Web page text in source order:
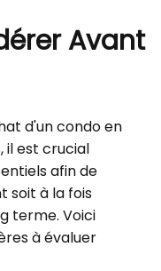
Avant
d'un condo en
il est crucial
afin de
soit à la fois
terme. Voici
à évaluer